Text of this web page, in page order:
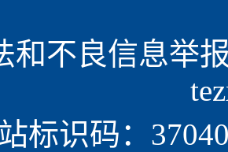
和不良信息举
标识码：